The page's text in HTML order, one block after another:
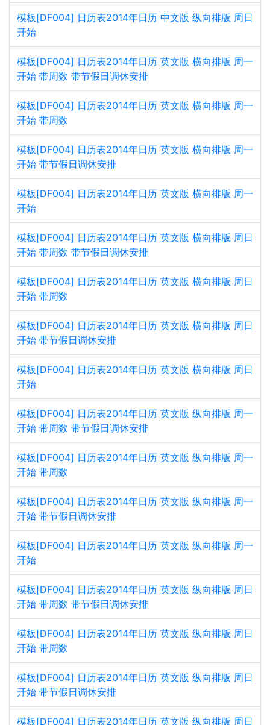
模板[DF004] 日历表2014年日历 中文版 纵向排版 周日
开始
模板[DF004] 日历表2014年日历 英文版 横向排版 周一
开始 带周数 带节假日调休安排
模板[DF004] 日历表2014年日历 英文版 横向排版 周一
开始 带周数
模板[DF004] 日历表2014年日历 英文版 横向排版 周一
开始 带节假日调休安排
模板[DF004] 日历表2014年日历 英文版 横向排版 周一
开始
模板[DF004] 日历表2014年日历 英文版 横向排版 周日
开始 带周数 带节假日调休安排
模板[DF004] 日历表2014年日历 英文版 横向排版 周日
开始 带周数
模板[DF004] 日历表2014年日历 英文版 横向排版 周日
开始 带节假日调休安排
模板[DF004] 日历表2014年日历 英文版 横向排版 周日
开始
模板[DF004] 日历表2014年日历 英文版 纵向排版 周一
开始 带周数 带节假日调休安排
模板[DF004] 日历表2014年日历 英文版 纵向排版 周一
开始 带周数
模板[DF004] 日历表2014年日历 英文版 纵向排版 周一
开始 带节假日调休安排
模板[DF004] 日历表2014年日历 英文版 纵向排版 周一
开始
模板[DF004] 日历表2014年日历 英文版 纵向排版 周日
开始 带周数 带节假日调休安排
模板[DF004] 日历表2014年日历 英文版 纵向排版 周日
开始 带周数
模板[DF004] 日历表2014年日历 英文版 纵向排版 周日
开始 带节假日调休安排
模板[DF004] 日历表2014年日历 英文版 纵向排版 周日